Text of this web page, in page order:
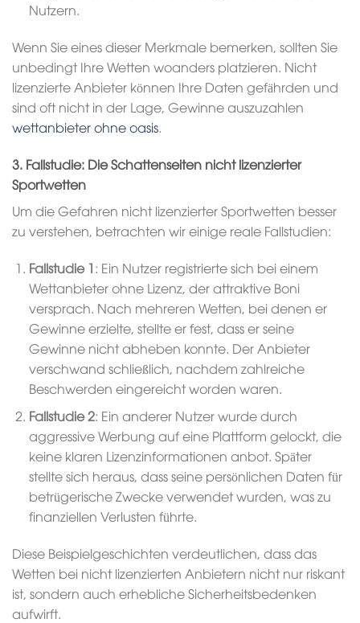
Nutzern.
Wenn Sie eines dieser Merkmale bemerken, sollten Sie
unbedingt Ihre Wetten woanders platzieren. Nicht
lizenzierte Anbieter können Ihre Daten gefährden und
sind oft nicht in der Lage, Gewinne auszuzahlen
wettanbieter ohne oasis.
3. Fallstudie: Die Schattenseiten nicht lizenzierter
Sportwetten
Um die Gefahren nicht lizenzierter Sportwetten besser
zu verstehen, betrachten wir einige reale Fallstudien:
Fallstudie 1: Ein Nutzer registrierte sich bei einem
Wettanbieter ohne Lizenz, der attraktive Boni
versprach. Nach mehreren Wetten, bei denen er
Gewinne erzielte, stellte er fest, dass er seine
Gewinne nicht abheben konnte. Der Anbieter
verschwand schließlich, nachdem zahlreiche
Beschwerden eingereicht worden waren.
Fallstudie 2: Ein anderer Nutzer wurde durch
aggressive Werbung auf eine Plattform gelockt, die
keine klaren Lizenzinformationen anbot. Später
stellte sich heraus, dass seine persönlichen Daten für
betrügerische Zwecke verwendet wurden, was zu
finanziellen Verlusten führte.
Diese Beispielgeschichten verdeutlichen, dass das
Wetten bei nicht lizenzierten Anbietern nicht nur riskant
ist, sondern auch erhebliche Sicherheitsbedenken
aufwirft.